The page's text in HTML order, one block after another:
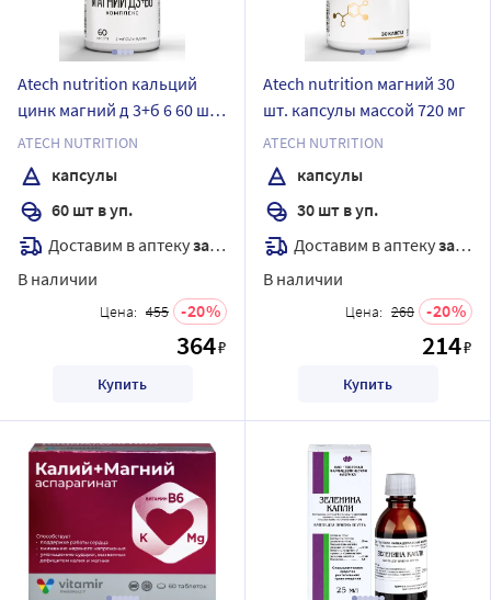
Atech nutrition кальций
цинк магний д 3+б 6 60 шт.
капсулы массой 600 мг
ATECH NUTRITION
капсулы
60 шт в уп.
Доставим в аптекузавтра
В наличии
Цена: 455 20
364₽
Купить
Atech nutrition магний 30
шт. капсулы массой 720 мг
ATECH NUTRITION
капсулы
30 шт в уп.
Доставим в аптекузавтра
В наличии
Цена: 268 20
214₽
Купить